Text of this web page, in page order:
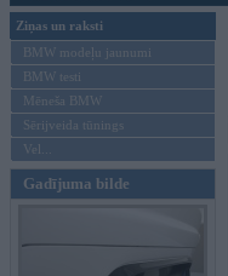
Ziņas un raksti
BMW modeļu jaunumi
BMW testi
Mēneša BMW
Sērijveida tūnings
Vel...
Gadījuma bilde